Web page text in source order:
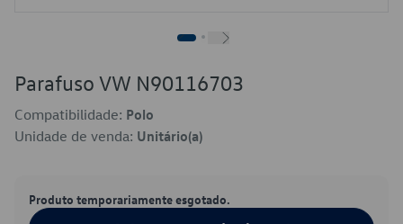
Parafuso VW N90116703
Compatibilidade: Polo
Unidade de venda: Unitário(a)
Produto temporariamente esgotado.